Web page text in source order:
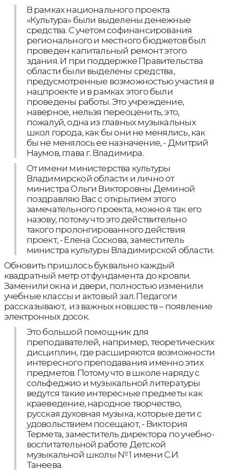
В рамках национального проекта
«Культура» были выделены денежные
средства. С учетом софинансирования
регионального и местного бюджетов был
проведен капитальный ремонт этого
здания. И при поддержке Правительства
области были выделены средства,
предусмотренные возможностью участия в
нацпроекте и в рамках этого были
проведены работы. Это учреждение,
наверное, нельзя переоценить, это,
пожалуй, одна из главных музыкальных
школ города, как бы они не менялись, как
бы не менялось ее назначение, - Дмитрий
Наумов, глава г. Владимира.
От имени министерства культуры
Владимирской области и лично от
министра Ольги Викторовны Деминой
поздравляю Вас с открытием этого
замечательного проекта, можно я так его
назову, потому что это действительно
такого пролонгированного действия
проект, - Елена Соскова, заместитель
министра культуры Владимирской области.
Обновить пришлось буквально каждый
квадратный метр от фундамента до кровли.
Заменили окна и двери, полностью изменили
учебные классы и актовый зал. Педагоги
рассказывают, из важных новшеств – появление
электронных досок.
Это большой помощник для
преподавателей, например, теоретических
дисциплин, где расширяются возможности
интересного преподавания именно этих
предметов. Потому что в школе наряду с
сольфеджио и музыкальной литературы
ведутся такие интересные предметы как
краеведение, народное творчество,
русская духовная музыка, которые дети с
удовольствием посещают, - Виктория
Термета, заместитель директора по учебно-
воспитательной работе Детской
музыкальной школы № 1 имени С.И.
Танеева.